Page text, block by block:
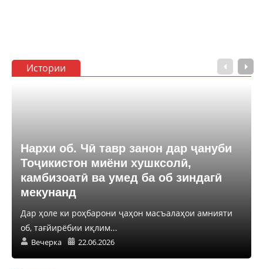
Истории
Нархи об. Чӣ тавр занон дар ҷануби
Тоҷикистон миёни хушксолӣ,
камбизоатӣ ва умед ба об зиндагӣ
мекунанд
Дар ҳоле ки роҳбарони ҷаҳон масъалаҳои амнияти
об, тағйирёбии иқлим...
Вечерка 22.06.2026